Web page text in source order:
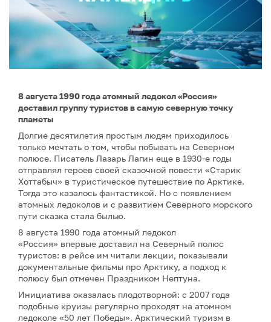
8 августа 1990 года атомный ледокол «Россия»
доставил группу туристов в самую северную точку
планеты
Долгие десятилетия простым людям приходилось
только мечтать о том, чтобы побывать на Северном
полюсе. Писатель Лазарь Лагин еще в 1930-е годы
отправлял героев своей сказочной повести «Старик
Хоттабыч» в туристическое путешествие по Арктике.
Тогда это казалось фантастикой. Но с появлением
атомных ледоколов и с развитием Северного морского
пути сказка стала былью.
8 августа 1990 года атомный ледокол
«Россия» впервые доставил на Северный полюс
туристов: в рейсе им читали лекции, показывали
документальные фильмы про Арктику, а подход к
полюсу был отмечен Праздником Нептуна.
Инициатива оказалась плодотворной: с 2007 года
подобные круизы регулярно проходят на атомном
ледоколе «50 лет Победы». Арктический туризм в